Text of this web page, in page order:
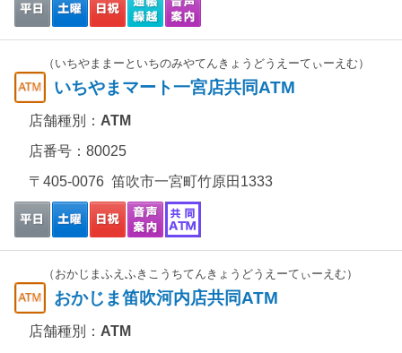
（いちやままーといちのみやてんきょうどうえーてぃーえむ）
いちやまマート一宮店共同ATM
店舗種別： ATM
店番号：80025
〒405-0076 笛吹市一宮町竹原田1333
（おかじまふえふきこうちてんきょうどうえーてぃーえむ）
おかじま笛吹河内店共同ATM
店舗種別： ATM